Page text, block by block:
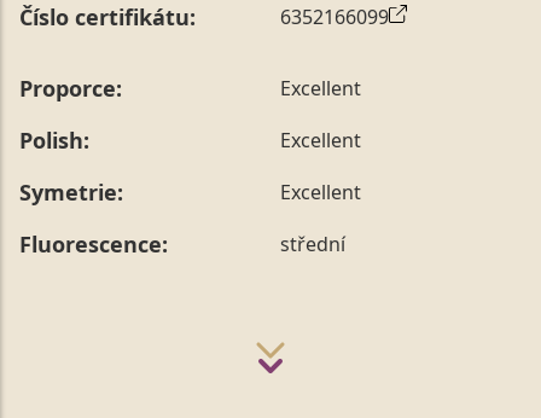
Číslo certifikátu: 6352166099
Proporce: Excellent
Polish: Excellent
Symetrie: Excellent
Fluorescence: střední